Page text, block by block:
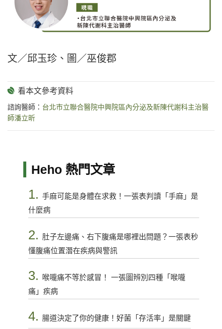
文／邱玉珍、圖／巫俊郡
諮詢醫師： 台北市立聯合醫院中興院區內分泌及新陳代謝科主治醫
師潘立昕
Heho 熱門文章
1. 手麻可能是身體在求救！一張表判讀「手麻」是
什麼病
2. 肚子左邊痛、右下腹痛是哪裡出問題？一張表秒
懂腹痛位置潛在疾病與警訊
3.
喉嚨痛不等於感冒！ 一張圖辨別四種「喉嚨
痛」疾病
4. 腸道決定了你的健康！好菌「存活率」是關鍵